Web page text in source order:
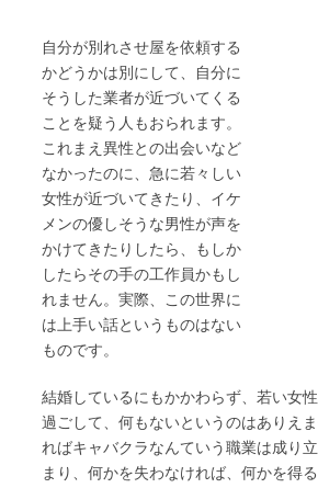
自分が別れさせ屋を依頼する
かどうかは別にして、自分に
そうした業者が近づいてくる
ことを疑う人もおられます。
これまえ異性との出会いなど
なかったのに、急に若々しい
女性が近づいてきたり、イケ
メンの優しそうな男性が声を
かけてきたりしたら、もしか
したらその手の工作員かもし
れません。実際、この世界に
は上手い話というものはない
ものです。
結婚しているにもかかわらず、若い女
過ごして、何もないというのはありえ
ればキャバクラなんていう職業は成り
まり、何かを失わなければ、何かを得